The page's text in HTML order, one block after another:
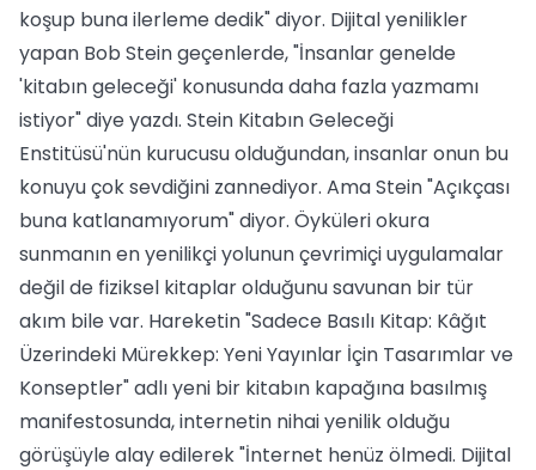
koşup buna ilerleme dedik" diyor. Dijital yenilikler
yapan Bob Stein geçenlerde, "İnsanlar genelde
'kitabın geleceği' konusunda daha fazla yazmamı
istiyor" diye yazdı. Stein Kitabın Geleceği
Enstitüsü'nün kurucusu olduğundan, insanlar onun bu
konuyu çok sevdiğini zannediyor. Ama Stein "Açıkçası
buna katlanamıyorum" diyor. Öyküleri okura
sunmanın en yenilikçi yolunun çevrimiçi uygulamalar
değil de fiziksel kitaplar olduğunu savunan bir tür
akım bile var. Hareketin "Sadece Basılı Kitap: Kâğıt
Üzerindeki Mürekkep: Yeni Yayınlar İçin Tasarımlar ve
Konseptler" adlı yeni bir kitabın kapağına basılmış
manifestosunda, internetin nihai yenilik olduğu
görüşüyle alay edilerek "İnternet henüz ölmedi. Dijital